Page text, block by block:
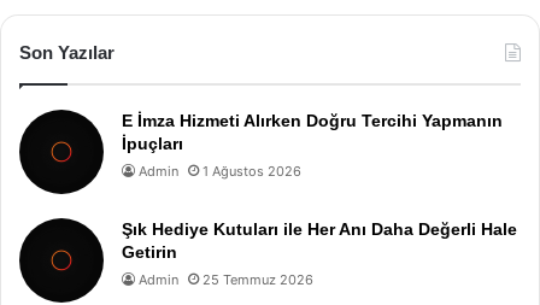
Son Yazılar
E İmza Hizmeti Alırken Doğru Tercihi Yapmanın
İpuçları
Admin 1 Ağustos 2026
Şık Hediye Kutuları ile Her Anı Daha Değerli Hale
Getirin
Admin 25 Temmuz 2026